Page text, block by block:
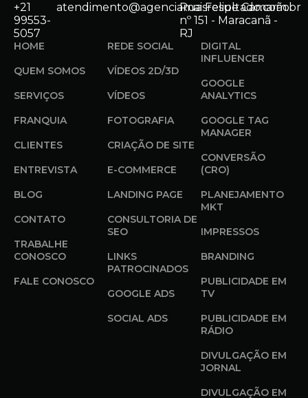
+21
99553-
5057
atendimento@agenciamaisresultado.com.br
Rua Felipe Camarão
nº 151 - Maracanã -
RJ
HOME
QUEM SOMOS
SERVIÇOS
FRANQUIA
CLIENTES
ENTREVISTA
BLOG
CONTATO
TRABALHE
CONOSCO
FALE CONOSCO
REDE SOCIAL
VÍDEOS 2D/3D
VÍDEOS
FOTOGRAFIA
CRIAÇÃO DE SITE
E-COMMERCE
LANDING PAGE
CONSULTORIA DE
SEO
LINKS
PATROCINADOS
GOOGLE ADS
SOCIAL ADS
DIGITAL
INFLUENCER
GOOGLE
ANALYTICS
GOOGLE TAG
MANAGER
CONVERSÃO
(CRO)
PLANEJAMENTO
MKT
IMPRESSOS
BRANDING
PUBLICIDADE EM
TV
PUBLICIDADE EM
RÁDIO
DIVULGAÇÃO EM
JORNAL
DIVULGAÇÃO EM